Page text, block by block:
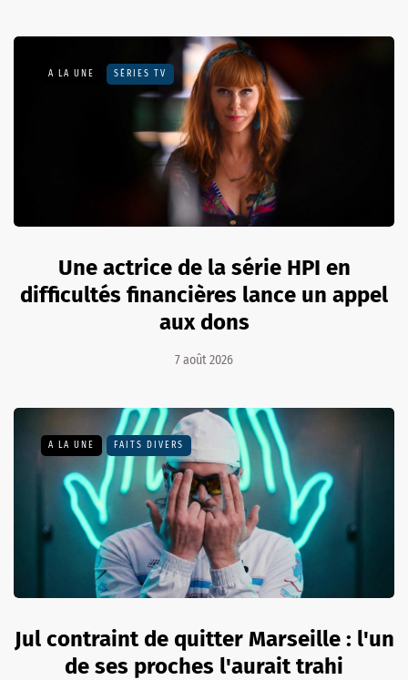
A LA UNE SÉRIES TV
Une actrice de la série HPI en
difficultés financières lance un appel
aux dons
7 août 2026
A LA UNE FAITS DIVERS
Jul contraint de quitter Marseille : l'un
de ses proches l'aurait trahi